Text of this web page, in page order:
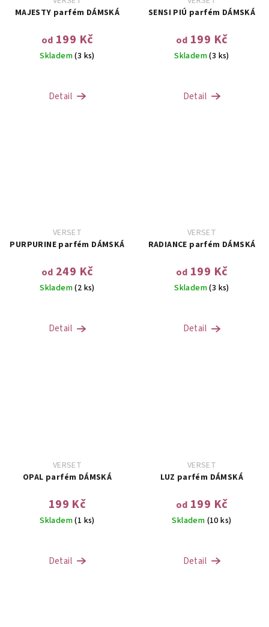
MAJESTY parfém DÁMSKÁ
od 199 Kč
Skladem(3 ks)
Detail
SENSI PIÚ parfém DÁMSKÁ
od 199 Kč
Skladem(3 ks)
Detail
VERSET
PURPURINE parfém DÁMSKÁ
od 249 Kč
Skladem(2 ks)
Detail
VERSET
RADIANCE parfém DÁMSKÁ
od 199 Kč
Skladem(3 ks)
Detail
VERSET
OPAL parfém DÁMSKÁ
199 Kč
Skladem(1 ks)
Detail
VERSET
LUZ parfém DÁMSKÁ
od 199 Kč
Skladem (10 ks)
Detail